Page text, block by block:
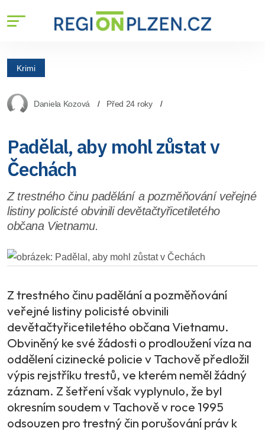
Krimi
Daniela Kozová Před 24 roky
Padělal, aby mohl zůstat v
Čechách
Z trestného činu padělání a pozměňování veřejné
listiny policisté obvinili devětačtyřicetiletého
občana Vietnamu.
Z trestného činu padělání a pozměňování
veřejné listiny policisté obvinili
devětačtyřicetiletého občana Vietnamu.
Obviněný ke své žádosti o prodloužení víza na
oddělení cizinecké policie v Tachově předložil
výpis rejstříku trestů, ve kterém neměl žádný
záznam. Z šetření však vyplynulo, že byl
okresním soudem v Tachově v roce 1995
odsouzen pro trestný čin porušování práv k